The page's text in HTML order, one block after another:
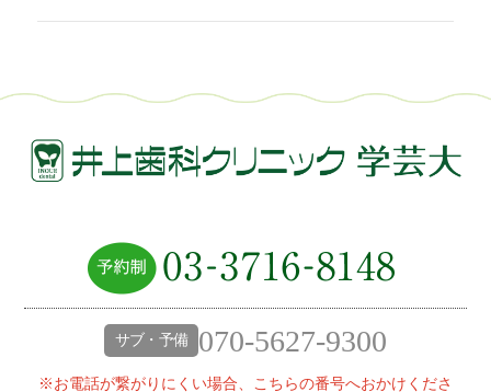
サブ・予備 070-5627-9300
※お電話が繋がりにくい場合、こちらの番号へおかけくださ